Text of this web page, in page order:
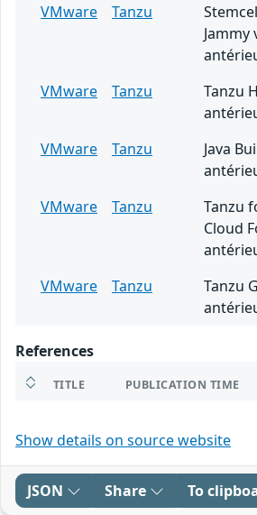
VMware
Tanzu
Jammy
VMware
Tanzu
Tanzu
VMware
Tanzu
Java
VMware
Tanzu
Tanzu
Cloud
VMware
Tanzu
Tanzu
References
TITLE PUBLICATION TIME
Show details on source website
JSON Share To